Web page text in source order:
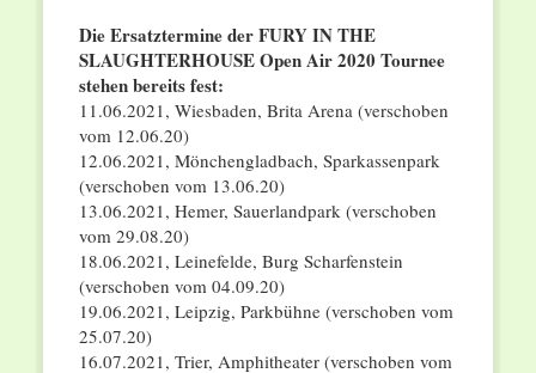
Die Ersatztermine der FURY IN THE
SLAUGHTERHOUSE Open Air 2020 Tournee
stehen bereits fest:
11.06.2021, Wiesbaden, Brita Arena (verschoben
vom 12.06.20)
12.06.2021, Mönchengladbach, Sparkassenpark
(verschoben vom 13.06.20)
13.06.2021, Hemer, Sauerlandpark (verschoben
vom 29.08.20)
18.06.2021, Leinefelde, Burg Scharfenstein
(verschoben vom 04.09.20)
19.06.2021, Leipzig, Parkbühne (verschoben vom
25.07.20)
16.07.2021, Trier, Amphitheater (verschoben vom